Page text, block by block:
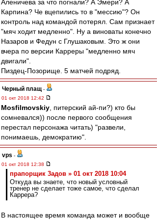
Аленичева за что погнали? А Эмери? А
Карпина? Че вцепились то в "мессию"? Он
контроль над командой потерял. Сам признает
"мяч ходит медленно". Ну а виноваты конечно
Назаров и Федун с Глушаковым. Это ж они
вчера по версии Карреры "медленно мяч
двигали".
Пиздец-Позорище. 5 матчей подряд.
Черный плащ -
01 окт 2018 12:42
Mosfilmovskiy , питерский ай-пи?) кто бы
сомневался)) после первого сообщения
перестал персонажа читать) "развели,
понимаешь, демократию".
vps -
01 окт 2018 12:38
прапорщик 3адoв » 01 окт 2018 10:04
Откуда вы знаете, что новый условный
тренер не сделает тоже самое, что сделал
Каррера?
В настоящее время команда может и вообще